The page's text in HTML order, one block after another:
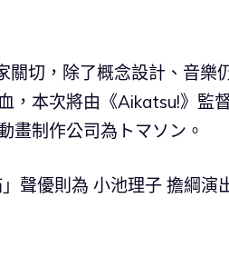
關切，除了概念設計、音樂
，本次將由《Aikatsu!》監
畫制作公司為トマソン。
聲優則為 小池理子 擔綱演